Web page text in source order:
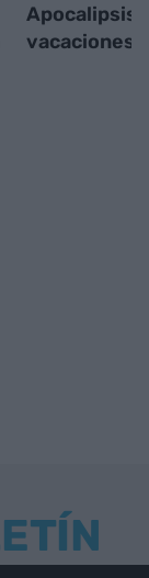
Apocalipsis
vacaciones